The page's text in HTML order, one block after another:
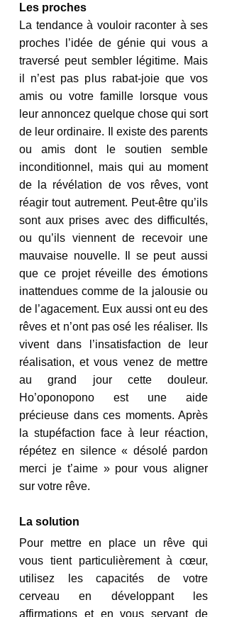
Les proches
La tendance à vouloir raconter à ses
proches l’idée de génie qui vous a
traversé peut sembler légitime. Mais
il n’est pas plus rabat-joie que vos
amis ou votre famille lorsque vous
leur annoncez quelque chose qui sort
de leur ordinaire. Il existe des parents
ou amis dont le soutien semble
inconditionnel, mais qui au moment
de la révélation de vos rêves, vont
réagir tout autrement. Peut-être qu’ils
sont aux prises avec des difficultés,
ou qu’ils viennent de recevoir une
mauvaise nouvelle. Il se peut aussi
que ce projet réveille des émotions
inattendues comme de la jalousie ou
de l’agacement. Eux aussi ont eu des
rêves et n’ont pas osé les réaliser. Ils
vivent dans l’insatisfaction de leur
réalisation, et vous venez de mettre
au grand jour cette douleur.
Ho’oponopono est une aide
précieuse dans ces moments. Après
la stupéfaction face à leur réaction,
répétez en silence « désolé pardon
merci je t’aime » pour vous aligner
sur votre rêve.
La solution
Pour mettre en place un rêve qui
vous tient particulièrement à cœur,
utilisez les capacités de votre
cerveau en développant les
affirmations et en vous servant de